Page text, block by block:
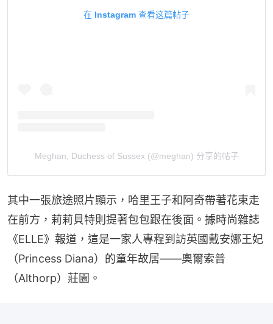
在 Instagram 查看这篇帖子
Meghan, Duchess of Sussex (@meghan) 分享的帖子
其中一張旅途照片顯示，哈里王子和阿奇帶著花束走
在前方，莉莉貝特則提著包包跟在後面。據時尚雜誌
《ELLE》報道，這是一家人專程到訪英國戴安娜王妃
（Princess Diana）的童年故居——奧爾索普
（Althorp）莊園。